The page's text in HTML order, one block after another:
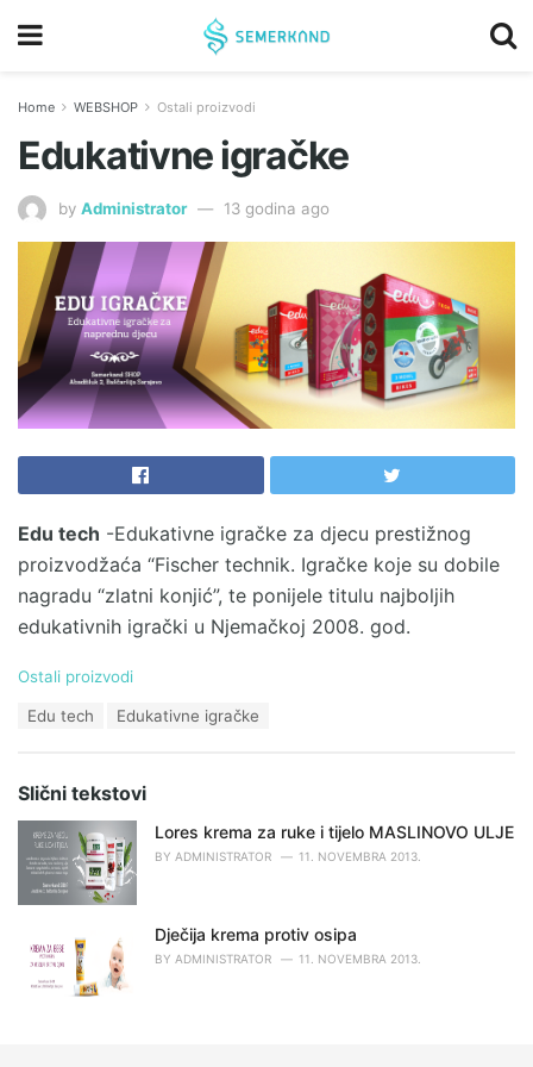
Home WEBSHOP Ostali proizvodi
Edukativne igračke
by Administrator 13 godina ago
Edu tech -Edukativne igračke za djecu prestižnog
proizvodžaća “Fischer technik. Igračke koje su dobile
nagradu “zlatni konjić”, te ponijele titulu najboljih
edukativnih igrački u Njemačkoj 2008. god.
C
o
r
i
Ostali proizvodi
:
Edu tech Edukativne igračke
Slični tekstovi
Lores krema za ruke i tijelo MASLINOVO ULJE
BY ADMINISTRATOR 11. NOVEMBRA 2013.
Dječija krema protiv osipa
BY ADMINISTRATOR 11. NOVEMBRA 2013.